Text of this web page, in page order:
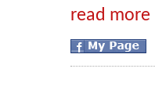
read more